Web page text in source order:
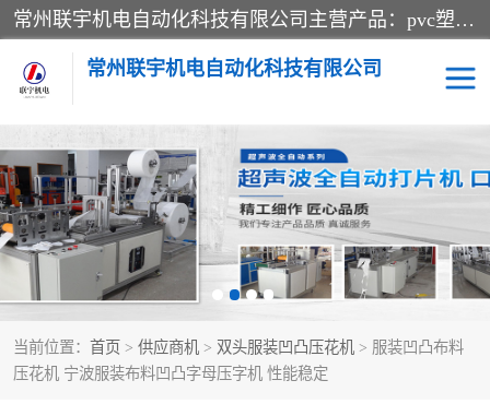
常州联宇机电自动化科技有限公司主营产品：pvc塑料焊机、高频热合机、软膜天花压边机、服装布料凹凸压花机、布料3d压印设备、服装植胶设备、超声波布料花边机、无纺布热合机、全自动压花机。
常州联宇机电自动化科技有限公司
当前位置： 首页 > 供应商机 > 双头服装凹凸压花机 > 服装凹凸布料
压花机 宁波服装布料凹凸字母压字机 性能稳定
压花定型机以及压花模具 超声波热合机
高频热合机 超声波花边机
超声波复合压花机 凹凸压花机压标机
3040凹凸压花机 双头服装凹凸压花机